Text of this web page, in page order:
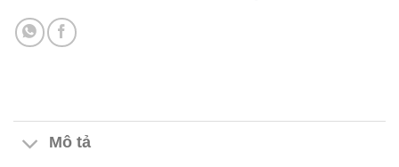
Mô tả